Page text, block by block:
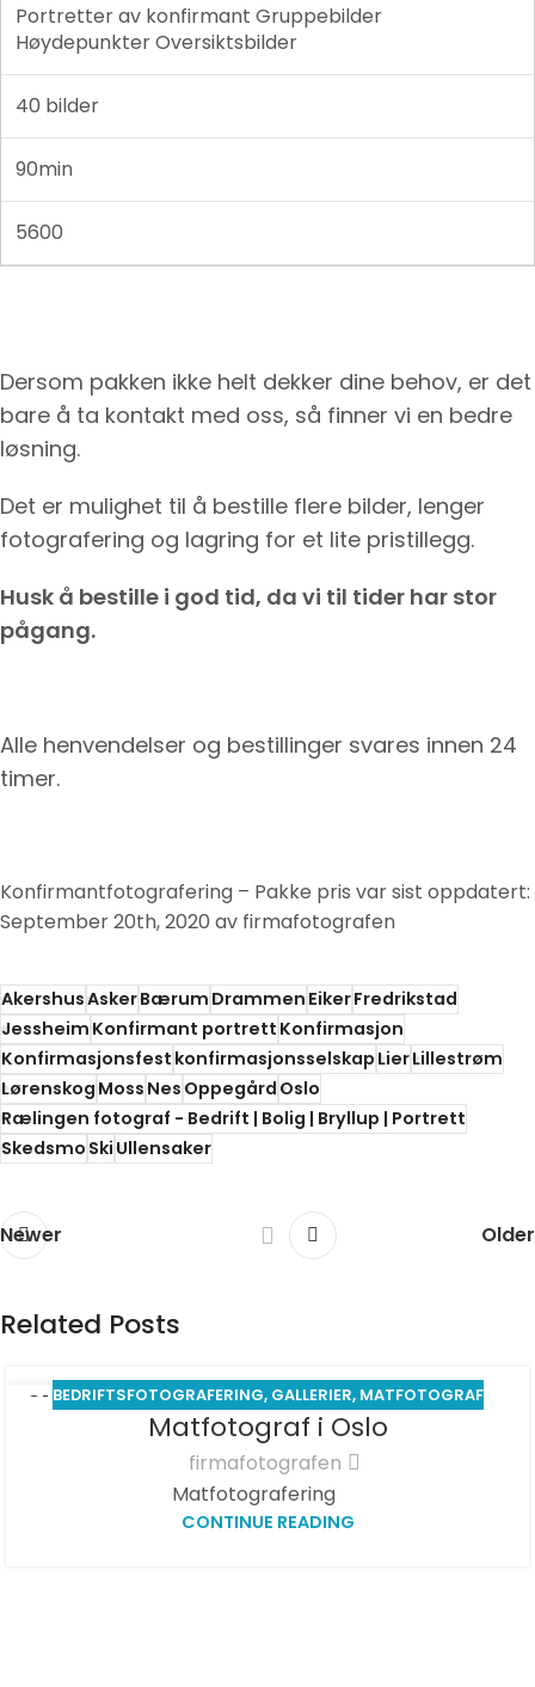
Portretter av konfirmant Gruppebilder
Høydepunkter Oversiktsbilder
40 bilder
90min
5600
Dersom pakken ikke helt dekker dine behov, er det
bare å ta kontakt med oss, så finner vi en bedre
løsning.
Det er mulighet til å bestille flere bilder, lenger
fotografering og lagring for et lite pristillegg.
Husk å bestille i god tid, da vi til tider har stor
pågang.
Alle henvendelser og bestillinger svares innen 24
timer.
Konfirmantfotografering – Pakke pris var sist oppdatert:
September 20th, 2020 av firmafotografen
AkershusAskerBærumDrammenEikerFredrikstad
JessheimKonfirmant portrettKonfirmasjon
KonfirmasjonsfestkonfirmasjonsselskapLierLillestrøm
LørenskogMossNesOppegårdOslo
Rælingen fotograf - Bedrift | Bolig | Bryllup | Portrett
SkedsmoSkiUllensaker
Newer Older
Related Posts
01 BEDRIFTSFOTOGRAFERING, GALLERIER, MATFOTOGRAF
Matfotograf i Oslo
firmafotografen
Matfotografering
CONTINUE READING